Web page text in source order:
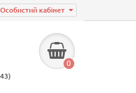
Особистий кабінет
0